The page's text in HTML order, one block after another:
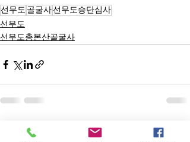
선무도 골굴사선무도승단심사
선무도
선무도총본산골굴사
최근 게시물 전체 보기